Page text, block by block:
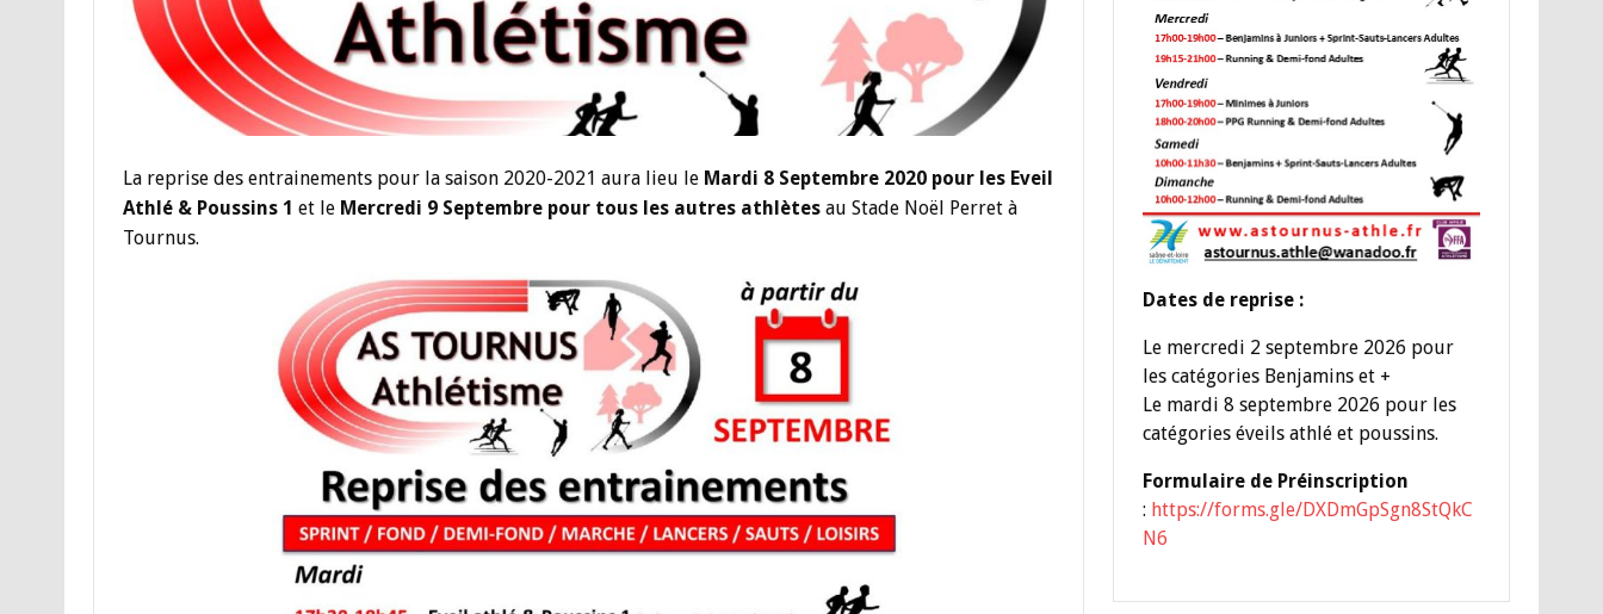
La reprise des entrainements pour la saison 2020-2021 aura lieu le Mardi 8 Septembre 2020 pour les Eveil
Athlé & Poussins 1 et le Mercredi 9 Septembre pour tous les autres athlètes au Stade Noël Perret à
Tournus.
Dates de reprise :
Le mercredi 2 septembre 2026 pour
les catégories Benjamins et +
Le mardi 8 septembre 2026 pour les
catégories éveils athlé et poussins.
Formulaire de Préinscription
: https://forms.gle/DXDmGpSgn8StQkC
N6